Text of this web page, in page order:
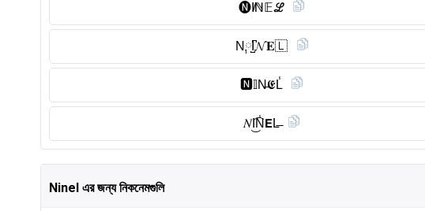
🅝︎I̸ℕ𝔼ℒ
N༙I̺͆𝓝𝐄🇱
🅽︎𝕀N̶𝕰L̾
𝑁I͜͡N̾𝗘L̶
Ninel এর জন্য নিকনেমগুলি